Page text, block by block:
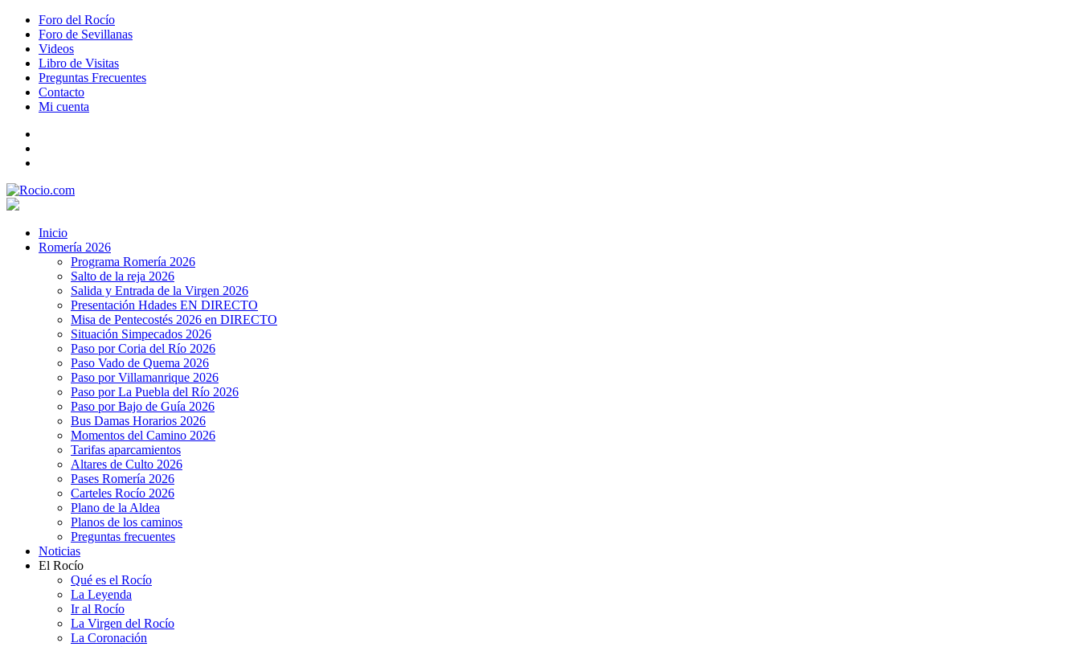
Foro del Rocío
Foro de Sevillanas
Videos
Libro de Visitas
Preguntas Frecuentes
Contacto
Mi cuenta
Inicio
Romería 2026
Programa Romería 2026
Salto de la reja 2026
Salida y Entrada de la Virgen 2026
Presentación Hdades EN DIRECTO
Misa de Pentecostés 2026 en DIRECTO
Situación Simpecados 2026
Paso por Coria del Río 2026
Paso Vado de Quema 2026
Paso por Villamanrique 2026
Paso por La Puebla del Río 2026
Paso por Bajo de Guía 2026
Bus Damas Horarios 2026
Momentos del Camino 2026
Tarifas aparcamientos
Altares de Culto 2026
Pases Romería 2026
Carteles Rocío 2026
Plano de la Aldea
Planos de los caminos
Preguntas frecuentes
Noticias
El Rocío
Qué es el Rocío
La Leyenda
Ir al Rocío
La Virgen del Rocío
La Coronación